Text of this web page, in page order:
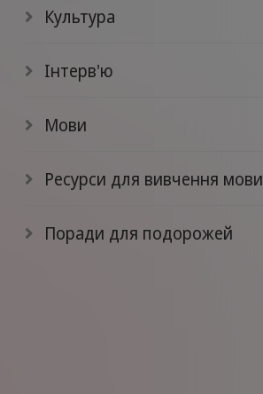
Культура
Інтерв'ю
Мови
Ресурси для вивчення мови
Поради для подорожей